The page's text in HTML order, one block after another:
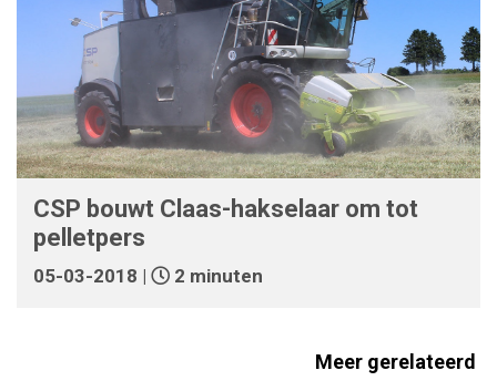
CSP bouwt Claas-hakselaar om tot
pelletpers
05-03-2018 | 2 minuten
Meer gerelateerd